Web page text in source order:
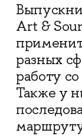
Art &
разных
работу
Также у